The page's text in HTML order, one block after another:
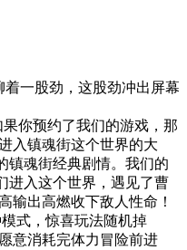
一股劲，这股劲冲出屏幕
你预约了我们的游戏，那
入镇魂街这个世界的大
镇魂街经典剧情。我们的
进入这个世界，遇见了曹
输出高燃收下敌人性命！
式，惊喜玩法随机掉
意消耗完体力冒险前进